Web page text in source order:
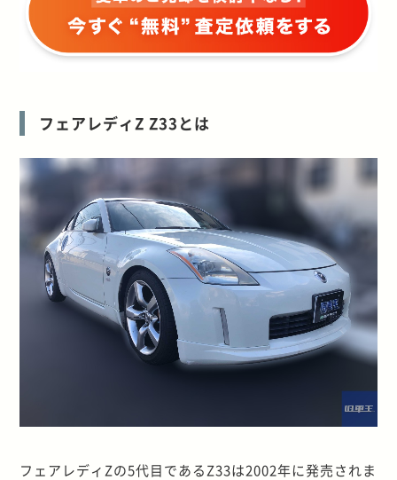
フェアレディZ Z33とは
フェアレディZの5代目であるZ33は2002年に発売されま